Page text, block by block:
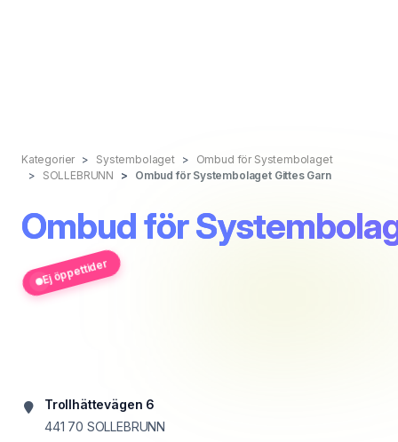
Kategorier Systembolaget
Ombud för Systembolaget
SOLLEBRUNN
Ombud för Systembolaget Gittes Garn
Ombud för
Ej öppettider
Trollhättevägen 6
441 70 SOLLEBRUNN